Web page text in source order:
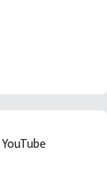
YouTube